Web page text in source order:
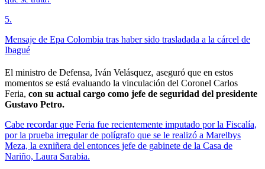
5.
Mensaje de Epa Colombia tras haber sido trasladada a la cárcel de
Ibagué
El ministro de Defensa, Iván Velásquez, aseguró que en estos
momentos se está evaluando la vinculación del Coronel Carlos
Feria, con su actual cargo como jefe de seguridad del presidente
Gustavo Petro.
Cabe recordar que Feria fue recientemente imputado por la Fiscalía,
por la prueba irregular de polígrafo que se le realizó a Marelbys
Meza, la exniñera del entonces jefe de gabinete de la Casa de
Nariño, Laura Sarabia.